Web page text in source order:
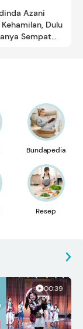
Azani
Dulu
Sempat
Bundapedia
Resep
00:39